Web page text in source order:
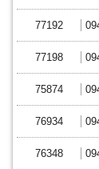
77192
77198
75874
76934
76348